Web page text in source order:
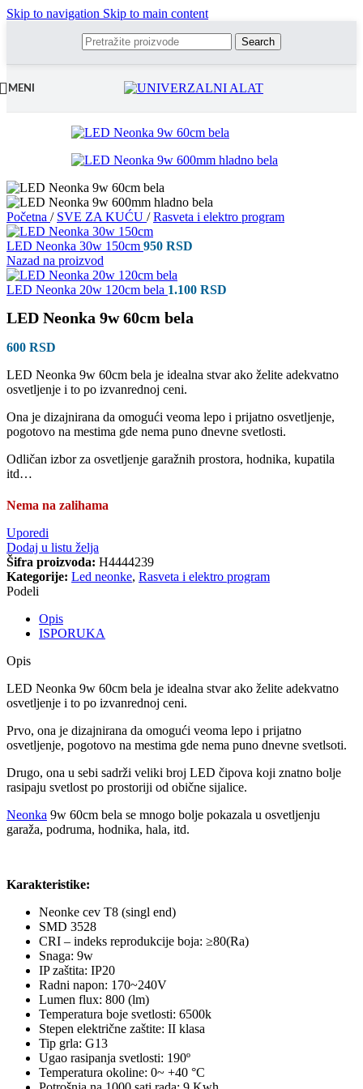
Skip to navigation Skip to main content
Search
MENI
Početna / SVE ZA KUĆU / Rasveta i elektro program
LED Neonka 30w 150cm 950 RSD
Nazad na proizvod
LED Neonka 20w 120cm bela 1.100 RSD
LED Neonka 9w 60cm bela
600 RSD
LED Neonka 9w 60cm bela je idealna stvar ako želite adekvatno
osvetljenje i to po izvanrednoj ceni.
Ona je dizajnirana da omogući veoma lepo i prijatno osvetljenje,
pogotovo na mestima gde nema puno dnevne svetlosti.
Odličan izbor za osvetljenje garažnih prostora, hodnika, kupatila
itd…
Nema na zalihama
Uporedi
Dodaj u listu želja
Šifra proizvoda: H4444239
Kategorije: Led neonke, Rasveta i elektro program
Podeli
Opis
ISPORUKA
Opis
LED Neonka 9w 60cm bela je idealna stvar ako želite adekvatno
osvetljenje i to po izvanrednoj ceni.
Prvo, ona je dizajnirana da omogući veoma lepo i prijatno
osvetljenje, pogotovo na mestima gde nema puno dnevne svetlsoti.
Drugo, ona u sebi sadrži veliki broj LED čipova koji znatno bolje
rasipaju svetlost po prostoriji od obične sijalice.
Neonka 9w 60cm bela se mnogo bolje pokazala u osvetljenju
garaža, podruma, hodnika, hala, itd.
Karakteristike:
Neonke cev T8 (singl end)
SMD 3528
CRI – indeks reprodukcije boja: ≥80(Ra)
Snaga: 9w
IP zaštita: IP20
Radni napon: 170~240V
Lumen flux: 800 (lm)
Temperatura boje svetlosti: 6500k
Stepen električne zaštite: II klasa
Tip grla: G13
Ugao rasipanja svetlosti: 190º
Temperatura okoline: 0~ +40 °C